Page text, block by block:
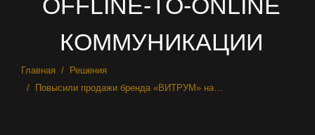
OFFLINE-TO-ONLINE
КОММУНИКАЦИИ
Главная
Решения
Повысили продажи бренда «ВИТРУМ» на…